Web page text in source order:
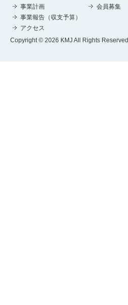
事業計画
事業報告（収支予算）
アクセス
会員募集
Copyright © 2026 KMJ All Rights Reserved.